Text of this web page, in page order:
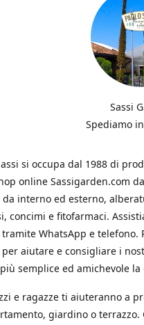
Sassi
Spediamo
si occupa dal 1988 di
online Sassigarden.com
interno ed esterno,
concimi e fitofarmaci.
WhatsApp e telefono.
aiutare e consigliare i
semplice ed amichevole
e ragazze ti aiuteranno a
giardino o